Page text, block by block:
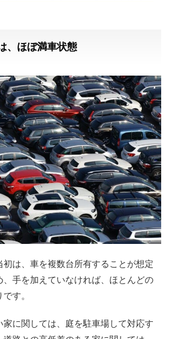
、ほぼ満車状態
は、車を複数台所有することが想定
、手を加えていなければ、ほとんどの
す。
に関しては、庭を駐車場して対応す